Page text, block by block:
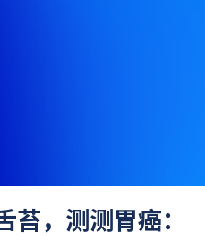
苔，测测胃癌：